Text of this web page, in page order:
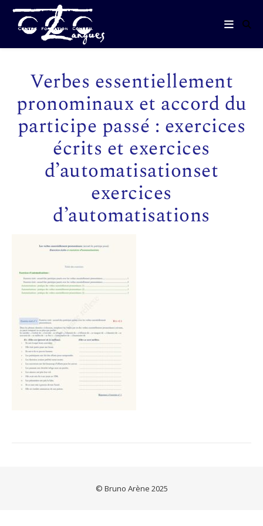
Verbes essentiellement
pronominaux et accord du
participe passé : exercices
écrits et exercices
d’automatisationset
exercices
d’automatisations
© Bruno Arène 2025